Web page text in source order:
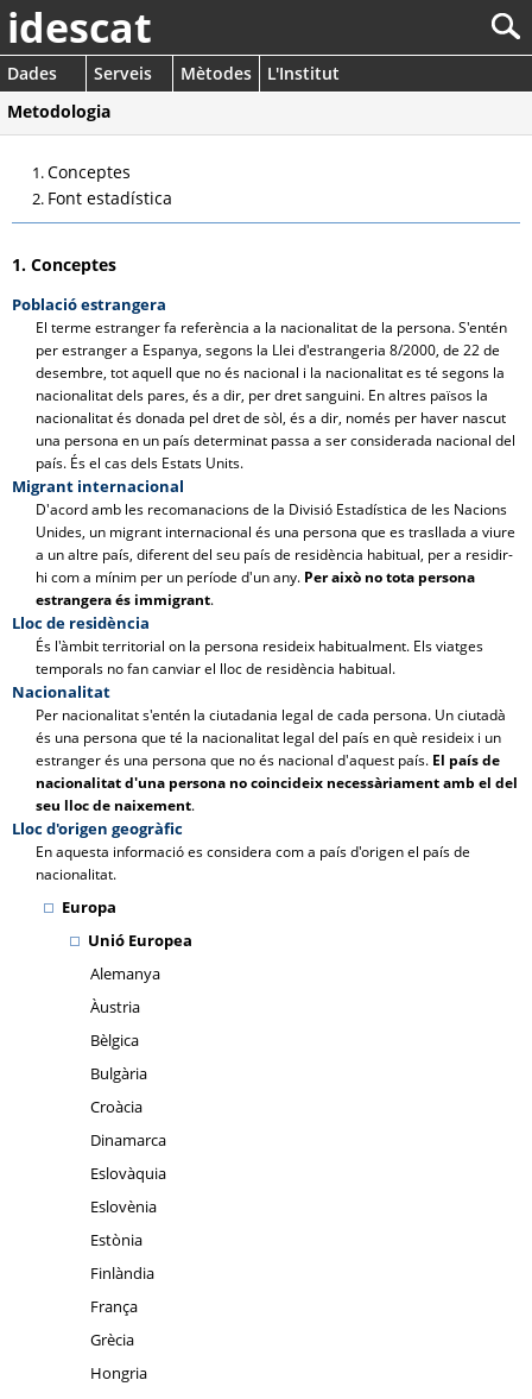
idescat
Dades Serveis Mètodes
L'Institut
Metodologia
Conceptes
Font estadística
1. Conceptes
Població estrangera
El terme estranger fa referència a la nacionalitat de la persona. S'entén
per estranger a Espanya, segons la Llei d'estrangeria 8/2000, de 22 de
desembre, tot aquell que no és nacional i la nacionalitat es té segons la
nacionalitat dels pares, és a dir, per dret sanguini. En altres països la
nacionalitat és donada pel dret de sòl, és a dir, només per haver nascut
una persona en un país determinat passa a ser considerada nacional del
país. És el cas dels Estats Units.
Migrant internacional
D'acord amb les recomanacions de la Divisió Estadística de les Nacions
Unides, un migrant internacional és una persona que es trasllada a viure
a un altre país, diferent del seu país de residència habitual, per a residir-
hi com a mínim per un període d'un any. Per això no tota persona
estrangera és immigrant.
Lloc de residència
És l'àmbit territorial on la persona resideix habitualment. Els viatges
temporals no fan canviar el lloc de residència habitual.
Nacionalitat
Per nacionalitat s'entén la ciutadania legal de cada persona. Un ciutadà
és una persona que té la nacionalitat legal del país en què resideix i un
estranger és una persona que no és nacional d'aquest país. El país de
nacionalitat d'una persona no coincideix necessàriament amb el del
seu lloc de naixement.
Lloc d'origen geogràfic
En aquesta informació es considera com a país d'origen el país de
nacionalitat.
Europa
Unió Europea
Alemanya
Àustria
Bèlgica
Bulgària
Croàcia
Dinamarca
Eslovàquia
Eslovènia
Estònia
Finlàndia
França
Grècia
Hongria